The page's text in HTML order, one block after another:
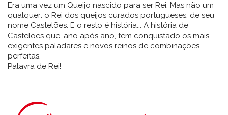
Era uma vez um Queijo nascido para ser Rei. Mas não um
qualquer: o Rei dos queijos curados portugueses, de seu
nome Castelões. E o resto é história... A história de
Castelões que, ano após ano, tem conquistado os mais
exigentes paladares e novos reinos de combinações
perfeitas.
Palavra de Rei!